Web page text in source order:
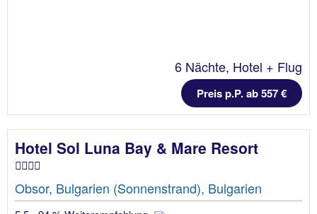
6 Nächte, Hotel + Flug
Preis p.P. ab 557 €
Hotel Sol Luna Bay & Mare Resort
Obsor, Bulgarien (Sonnenstrand), Bulgarien